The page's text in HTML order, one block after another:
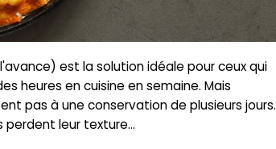
est la solution idéale pour ceux qui
heures en cuisine en semaine. Mais
pas à une conservation de plusieurs jours.
leur texture...